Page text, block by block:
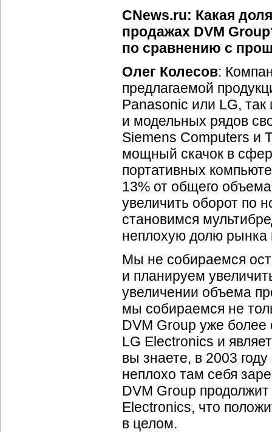
CNews.ru: Какая
продажах DVM
по сравнению с
Олег Колесов:
предлагаемой
Panasonic или LG,
и модельных рядов
Siemens Computers и
мощный скачок в
портативных
13% от общего
увеличить оборот по
становимся
неплохую долю рынка
Мы не собираемся
и планируем
увеличении объема
мы собираемся не
DVM Group уже более
LG Electronics и
вы знаете, в 2003
неплохо там себя
DVM Group
Electronics, что
в целом.